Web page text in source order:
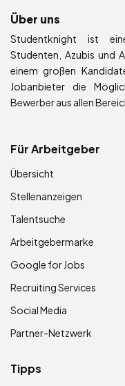
Über uns
Studentknight ist
Studenten, Azubis und
einem großen
Jobanbieter die
Bewerber aus allen
Für Arbeitgeber
Übersicht
Stellenanzeigen
Talentsuche
Arbeitgebermarke
Google for Jobs
Recruiting Services
Social Media
Partner-Netzwerk
Tipps